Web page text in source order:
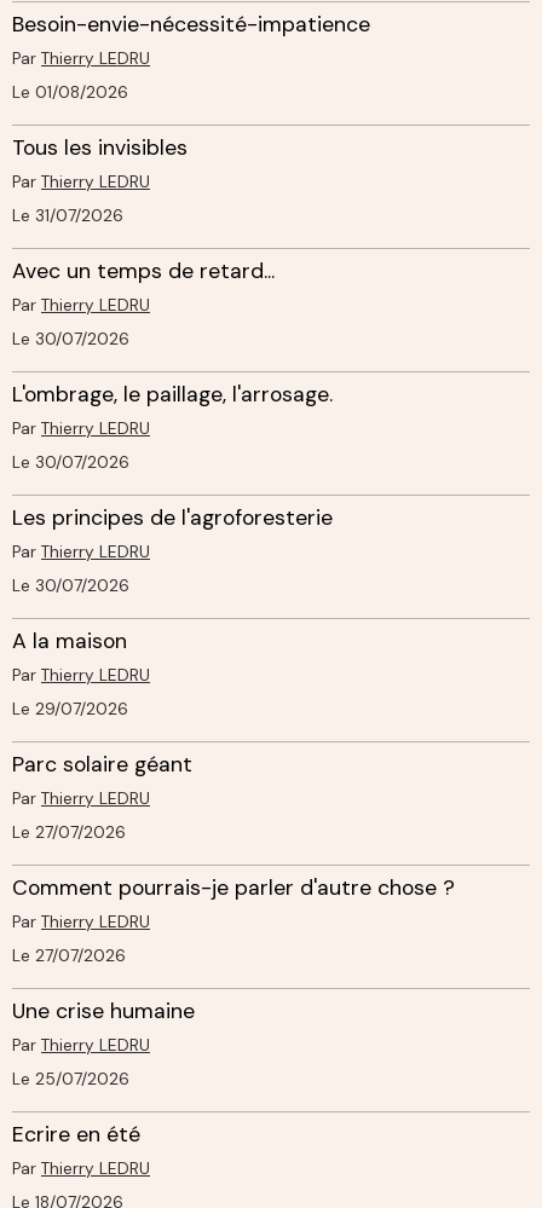
Besoin-envie-nécessité-impatience
Par Thierry LEDRU
Le 01/08/2026
Tous les invisibles
Par Thierry LEDRU
Le 31/07/2026
Avec un temps de retard...
Par Thierry LEDRU
Le 30/07/2026
L'ombrage, le paillage, l'arrosage.
Par Thierry LEDRU
Le 30/07/2026
Les principes de l'agroforesterie
Par Thierry LEDRU
Le 30/07/2026
A la maison
Par Thierry LEDRU
Le 29/07/2026
Parc solaire géant
Par Thierry LEDRU
Le 27/07/2026
Comment pourrais-je parler d'autre chose ?
Par Thierry LEDRU
Le 27/07/2026
Une crise humaine
Par Thierry LEDRU
Le 25/07/2026
Ecrire en été
Par Thierry LEDRU
Le 18/07/2026